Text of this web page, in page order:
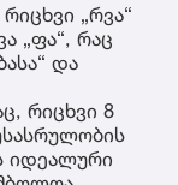
„რვა“
„ფა“, რაც
და
რიცხვი 8
იდეალური